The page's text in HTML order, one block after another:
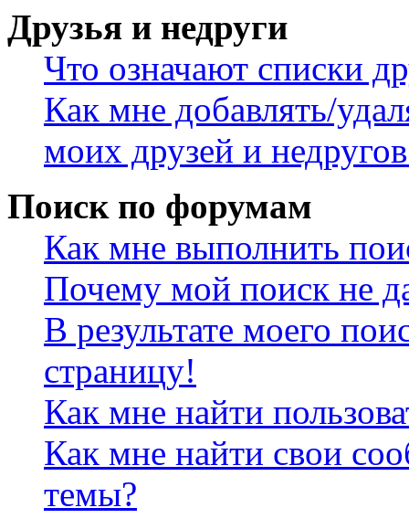
Друзья и недруги
Что означают списки
Как мне добавлять/
моих друзей и
Поиск по форумам
Как мне выполнить
Почему мой поиск не
В результате моего
страницу!
Как мне найти
Как мне найти свои
темы?